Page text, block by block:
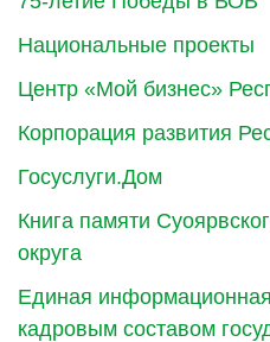
Национальные проекты
Центр «Мой бизнес»
Корпорация развития
Госуслуги.Дом
Книга памяти
округа
Единая
кадровым составом